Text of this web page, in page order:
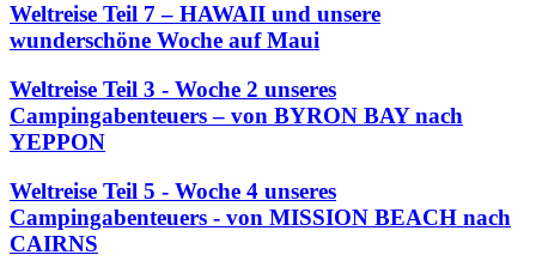
Weltreise Teil 7 – HAWAII und unsere
wunderschöne Woche auf Maui
Weltreise Teil 3 - Woche 2 unseres
Campingabenteuers – von BYRON BAY nach
YEPPON
Weltreise Teil 5 - Woche 4 unseres
Campingabenteuers - von MISSION BEACH nach
CAIRNS